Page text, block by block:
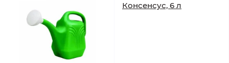
Консенсус, 6 л